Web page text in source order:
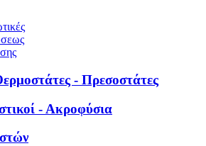
- Πρεσοστάτες
- Ακροφύσια